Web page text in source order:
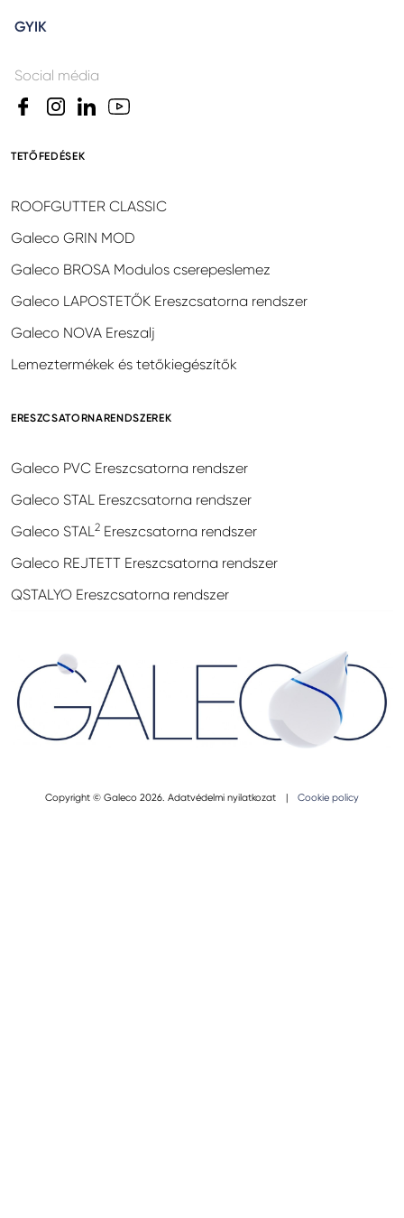
GYIK
Social média
TETŐFEDÉSEK
ROOFGUTTER CLASSIC
Galeco GRIN MOD
Galeco BROSA Modulos cserepeslemez
Galeco LAPOSTETŐK Ereszcsatorna rendszer
Galeco NOVA Ereszalj
Lemeztermékek és tetőkiegészítők
ERESZCSATORNARENDSZEREK
Galeco PVC Ereszcsatorna rendszer
Galeco STAL Ereszcsatorna rendszer
Galeco STAL2 Ereszcsatorna rendszer
Galeco REJTETT Ereszcsatorna rendszer
QSTALYO Ereszcsatorna rendszer
Copyright © Galeco 2026. Adatvédelmi nyilatkozat | Cookie policy